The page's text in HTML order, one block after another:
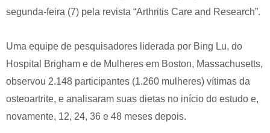
segunda-feira (7) pela revista “Arthritis Care and Research”.
Uma equipe de pesquisadores liderada por Bing Lu, do
Hospital Brigham e de Mulheres em Boston, Massachusetts,
observou 2.148 participantes (1.260 mulheres) vítimas da
osteoartrite, e analisaram suas dietas no início do estudo e,
novamente, 12, 24, 36 e 48 meses depois.